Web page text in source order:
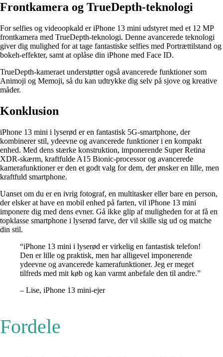
Frontkamera og TrueDepth-teknologi
For selfies og videoopkald er iPhone 13 mini udstyret med et 12 MP
frontkamera med TrueDepth-teknologi. Denne avancerede teknologi
giver dig mulighed for at tage fantastiske selfies med Portrættilstand og
bokeh-effekter, samt at oplåse din iPhone med Face ID.
TrueDepth-kameraet understøtter også avancerede funktioner som
Animoji og Memoji, så du kan udtrykke dig selv på sjove og kreative
måder.
Konklusion
iPhone 13 mini i lyserød er en fantastisk 5G-smartphone, der
kombinerer stil, ydeevne og avancerede funktioner i en kompakt
enhed. Med dens stærke konstruktion, imponerende Super Retina
XDR-skærm, kraftfulde A15 Bionic-processor og avancerede
kamerafunktioner er den et godt valg for dem, der ønsker en lille, men
kraftfuld smartphone.
Uanset om du er en ivrig fotograf, en multitasker eller bare en person,
der elsker at have en mobil enhed på farten, vil iPhone 13 mini
imponere dig med dens evner. Gå ikke glip af muligheden for at få en
topklasse smartphone i lyserød farve, der vil skille sig ud og matche
din stil.
“iPhone 13 mini i lyserød er virkelig en fantastisk telefon!
Den er lille og praktisk, men har alligevel imponerende
ydeevne og avancerede kamerafunktioner. Jeg er meget
tilfreds med mit køb og kan varmt anbefale den til andre.”
– Lise, iPhone 13 mini-ejer
Fordele